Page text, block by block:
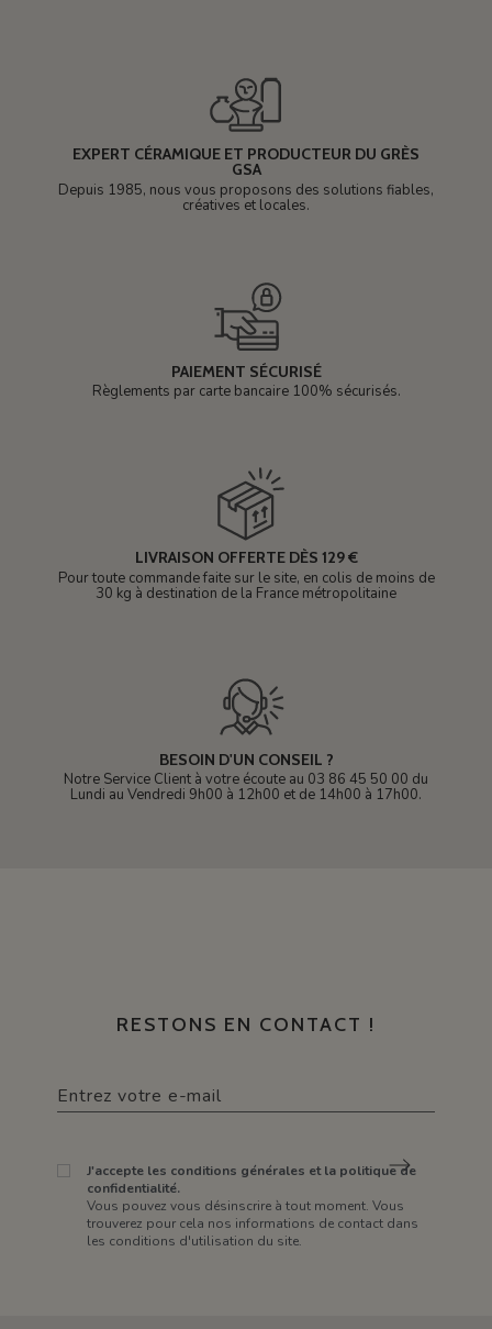
EXPERT CÉRAMIQUE ET PRODUCTEUR DU GRÈS
GSA
Depuis 1985, nous vous proposons des solutions fiables,
créatives et locales.
PAIEMENT SÉCURISÉ
Règlements par carte bancaire 100% sécurisés.
LIVRAISON OFFERTE DÈS 129 €
Pour toute commande faite sur le site, en colis de moins de
30 kg à destination de la France métropolitaine
BESOIN D'UN CONSEIL ?
Notre Service Client à votre écoute au 03 86 45 50 00 du
Lundi au Vendredi 9h00 à 12h00 et de 14h00 à 17h00.
RESTONS EN CONTACT !
J'accepte les conditions générales et la politique de
confidentialité.
Vous pouvez vous désinscrire à tout moment. Vous
trouverez pour cela nos informations de contact dans
les conditions d'utilisation du site.